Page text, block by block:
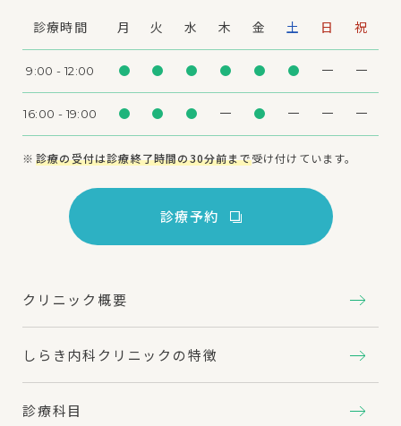
診療時間 月 火 水 木 金 土 日 祝
9:00 - 12:00
16:00 - 19:00
診療の受付は診療終了時間の30分前まで受け付けています。
診療予約
クリニック概要
しらき内科クリニックの特徴
診療科目